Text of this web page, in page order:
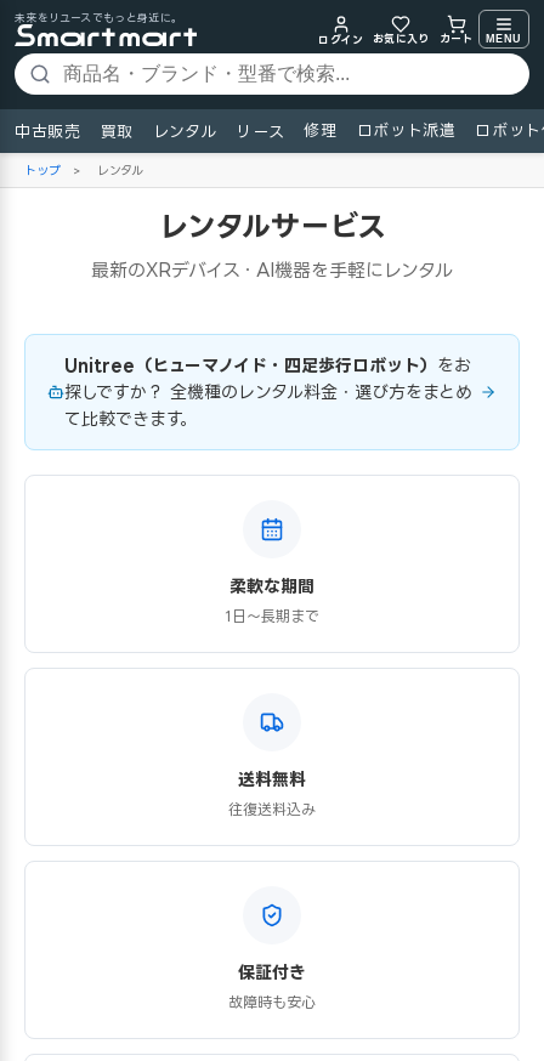
未来をリユースでもっと身近に。
ログイン
お気に入り カート MENU
中古販売 買取 レンタル リース 修理 ロボット派遣 ロボッ
トップ > レンタル
レンタルサービス
最新のXRデバイス・AI機器を手軽にレンタル
Unitree（ヒューマノイド・四足歩行ロボット） をお
探しですか？ 全機種のレンタル料金・選び方をまとめ
て比較できます。
柔軟な期間
1日〜長期まで
送料無料
往復送料込み
保証付き
故障時も安心